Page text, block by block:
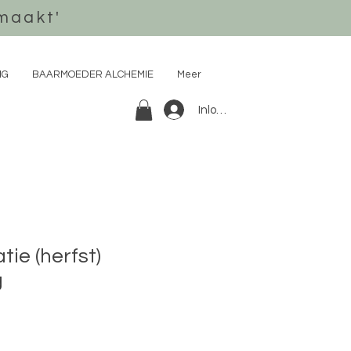
BAARMOEDER ALCHEMIE Meer
Inloggen
(herfst)